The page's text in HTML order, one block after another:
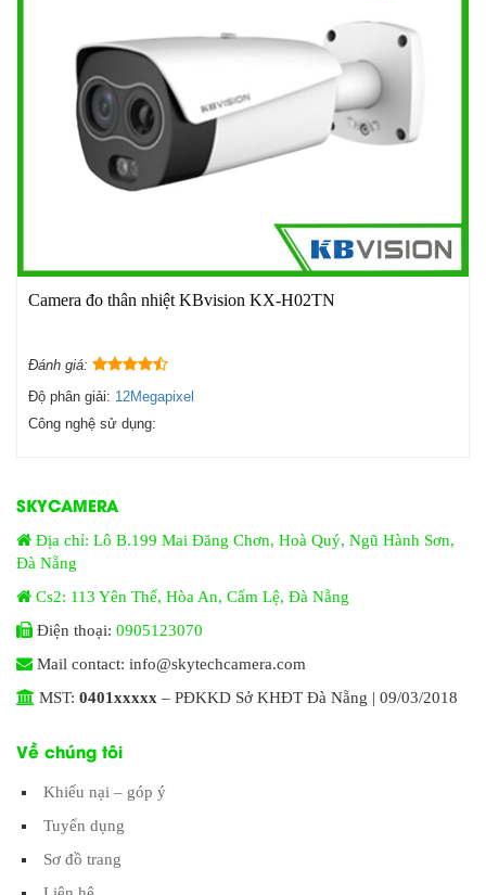
Camera đo thân nhiệt KBvision KX-H02TN
Đánh giá:
Độ phân giải: 12Megapixel
Công nghệ sử dụng:
SKYCAMERA
Địa chỉ: Lô B.199 Mai Đăng Chơn, Hoà Quý, Ngũ Hành Sơn,
Đà Nẵng
Cs2: 113 Yên Thế, Hòa An, Cẩm Lệ, Đà Nẵng
Điện thoại: 0905123070
Mail contact: info@skytechcamera.com
MST: 0401xxxxx – PĐKKD Sở KHĐT Đà Nẵng | 09/03/2018
Về chúng tôi
Khiếu nại – góp ý
Tuyển dụng
Sơ đồ trang